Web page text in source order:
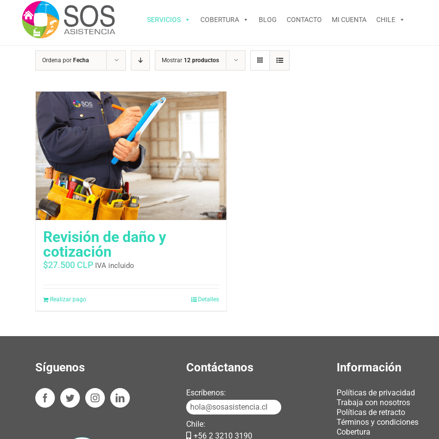
contenido
SERVICIOS COBERTURA BLOG CONTACTO MI CUENTA CHILE
Ordena por Fecha Mostrar 12 productos
Revisión de daño y
cotización
$27.500 CLP IVA incluido
Realizar pago Detalles
Síguenos Contáctanos
Escríbenos:
hola@sosasistencia.cl
Chile:
+56 2 3210 3190
Información
Políticas de privacidad
Trabaja con nosotros
Políticas de retracto
Términos y condiciones
Cobertura